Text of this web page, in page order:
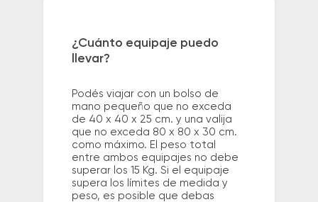
¿Cuánto equipaje puedo
llevar?
Podés viajar con un bolso de
mano pequeño que no exceda
de 40 x 40 x 25 cm. y una valija
que no exceda 80 x 80 x 30 cm.
como máximo. El peso total
entre ambos equipajes no debe
superar los 15 Kg. Si el equipaje
supera los límites de medida y
peso, es posible que debas